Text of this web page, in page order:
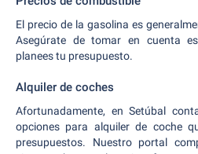
El precio de la gasolina es
Asegúrate de tomar en cuenta
planees tu presupuesto.
Alquiler de coches
Afortunadamente, en Setúbal
opciones para alquiler de coche
presupuestos. Nuestro portal